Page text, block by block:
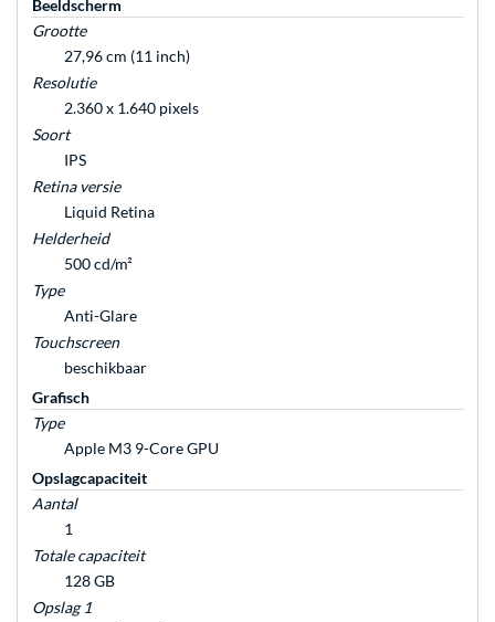
Beeldscherm
Grootte
27,96 cm (11 inch)
Resolutie
2.360 x 1.640 pixels
Soort
IPS
Retina versie
Liquid Retina
Helderheid
500 cd/m²
Type
Anti-Glare
Touchscreen
beschikbaar
Grafisch
Type
Apple M3 9-Core GPU
Opslagcapaciteit
Aantal
1
Totale capaciteit
128 GB
Opslag 1